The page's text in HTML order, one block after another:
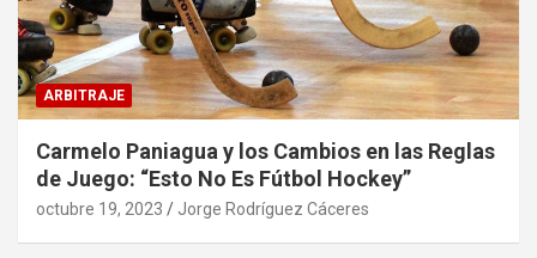
ARBITRAJE
Carmelo Paniagua y los Cambios en las Reglas
de Juego: “Esto No Es Fútbol Hockey”
octubre 19, 2023 Jorge Rodríguez Cáceres